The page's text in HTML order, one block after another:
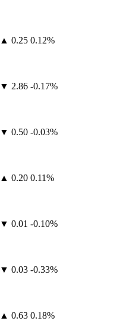
▲ 0.25 0.12%
▼ 2.86 -0.17%
▼ 0.50 -0.03%
▲ 0.20 0.11%
▼ 0.01 -0.10%
▼ 0.03 -0.33%
▲ 0.63 0.18%